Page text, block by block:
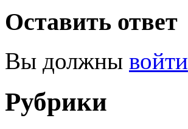
Оставить ответ
Вы должны войти
Рубрики